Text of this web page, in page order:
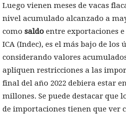
Luego vienen meses de vacas
nivel acumulado alcanzado a
como saldo entre exportaciones
ICA (Indec), es el más bajo de los
considerando valores
apliquen restricciones a las
final del año 2022 debiera estar
millones. Se puede destacar que
de importaciones tienen que ver